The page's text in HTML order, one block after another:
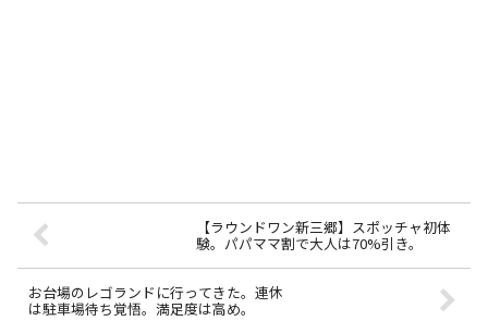
【ラウンドワン新三郷】スポッチャ初体
験。パパママ割で大人は70%引き。
お台場のレゴランドに行ってきた。連休
は駐車場待ち覚悟。満足度は高め。